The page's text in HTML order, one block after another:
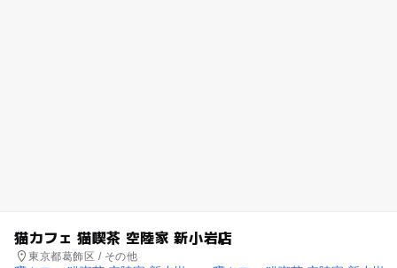
猫カフェ 猫喫茶 空陸家 新小岩店
東京都葛飾区 / その他